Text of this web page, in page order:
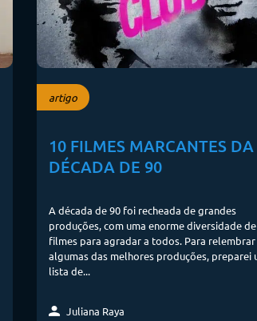
artigo
10 FILMES MARCANTES DA
DÉCADA DE 90
A década de 90 foi recheada de grandes
produções, com uma enorme diversidade de
filmes para agradar a todos. Para relembrar
algumas das melhores produções, preparei
lista de...
Juliana Raya